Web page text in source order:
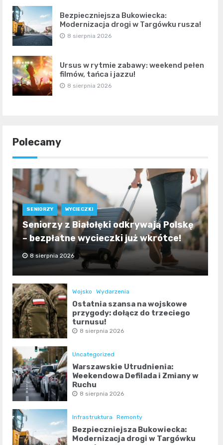
Bezpieczniejsza Bukowiecka:
Modernizacja drogi w Targówku rusza!
8 sierpnia 2026
Ursus w rytmie zabawy: weekend pełen
filmów, tańca i jazzu!
8 sierpnia 2026
Polecamy
SENIORZY WYCIECZKI
Seniorzy z Białołęki odkrywają Polskę
– bezpłatne wycieczki już wkrótce!
8 sierpnia 2026
Wojsko Wydarzenia
Ostatnia szansa na wojskowe
przygody: dołącz do trzeciego
turnusu!
8 sierpnia 2026
Uncategorized
Warszawskie Utrudnienia:
Weekendowa Defilada i Zmiany w
Ruchu
8 sierpnia 2026
Infrastruktura Remonty
Bezpieczniejsza Bukowiecka:
Modernizacja drogi w Targówku